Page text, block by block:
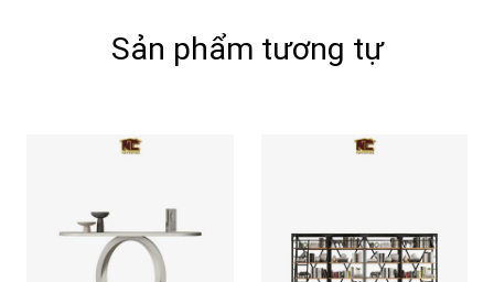
Sản phẩm tương tự